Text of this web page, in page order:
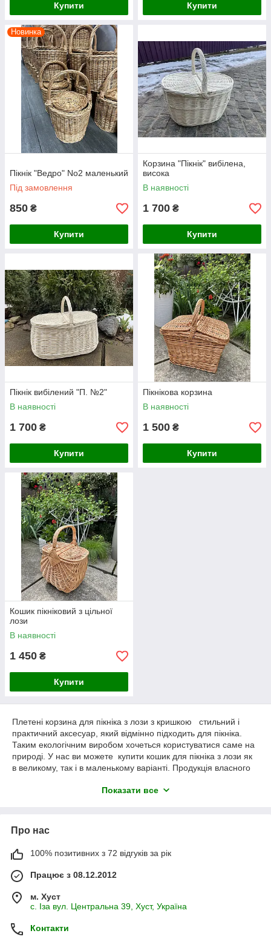
Купити Купити
Новинка
Пікнік "Ведро" No2 маленький
Під замовлення
850 ₴
Купити
Корзина "Пікнік" вибілена,
висока
В наявності
1 700 ₴
Купити
Пікнік вибілений "П. №2"
В наявності
1 700 ₴
Купити
Пікнікова корзина
В наявності
1 500 ₴
Купити
Кошик пікніковий з цільної
лози
В наявності
1 450 ₴
Купити
Плетені корзина для пікніка з лози з кришкою стильний і
практичний аксесуар, який відмінно підходить для пікніка.
Таким екологічним виробом хочеться користуватися саме на
природі. У нас ви можете купити кошик для пікніка з лози як
в великому, так і в маленькому варіанті. Продукція власного
поєднанням привабливого дизайну, функціональності і
Плетена корзина для пікніка з кришкою
недорого
Вирушаючи на пікнік, хочеться взяти з собою побільше
смачних продуктів. Плетений кошик з кришкою для
пікніка здатна успішно замінити собою пластиковий пакет. В
такою кошиком з лози можна відправитися як на пішу
Показати все
Про нас
100% позитивних з 72 відгуків за рік
Працює з 08.12.2012
м. Хуст
с. Іза вул. Центральна 39, Хуст, Україна
Контакти